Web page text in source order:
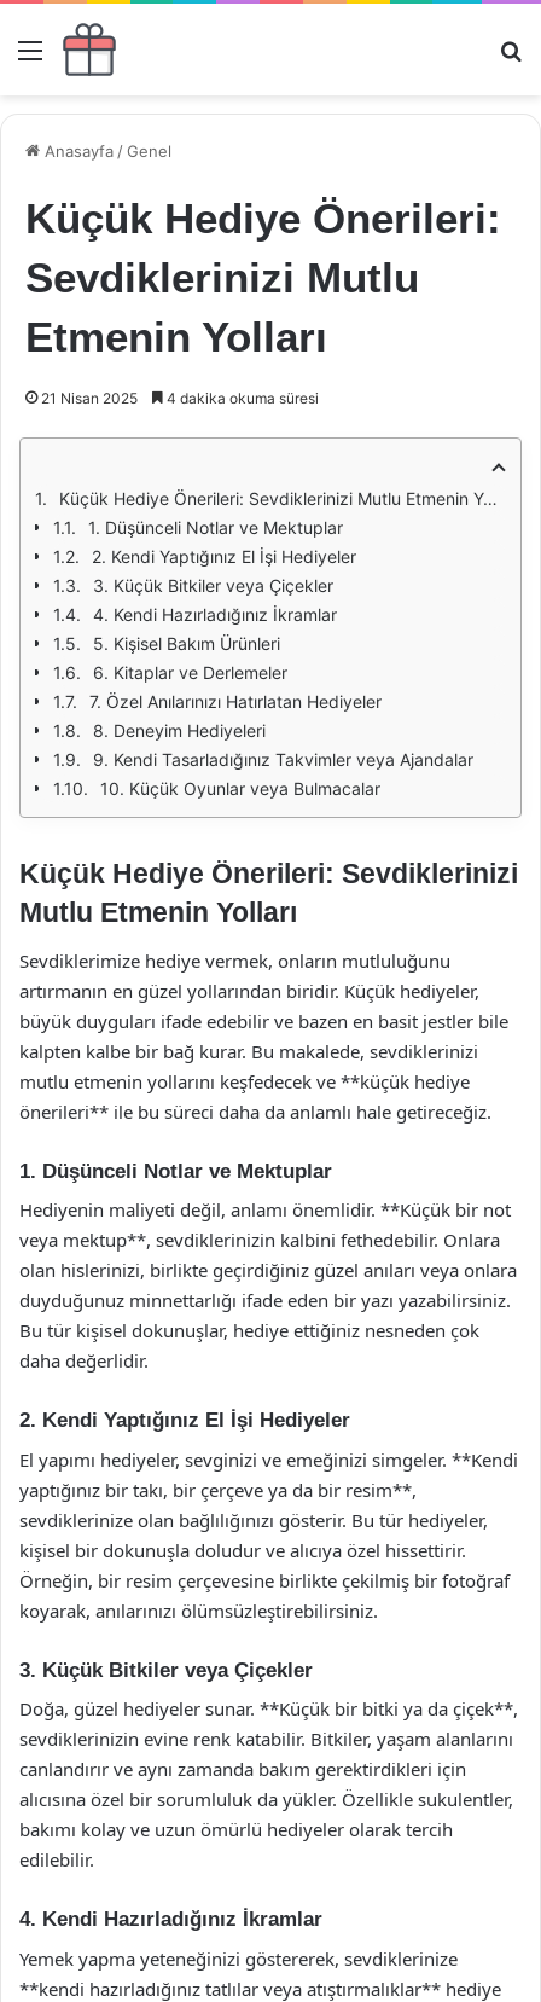
Menü
Anasayfa /Genel
Küçük Hediye Önerileri:
Sevdiklerinizi Mutlu
Etmenin Yolları
21 Nisan 2025 4 dakika okuma süresi
Küçük Hediye Önerileri: Sevdiklerinizi Mutlu Etmenin Yolları
1. Düşünceli Notlar ve Mektuplar
2. Kendi Yaptığınız El İşi Hediyeler
3. Küçük Bitkiler veya Çiçekler
4. Kendi Hazırladığınız İkramlar
5. Kişisel Bakım Ürünleri
6. Kitaplar ve Derlemeler
7. Özel Anılarınızı Hatırlatan Hediyeler
8. Deneyim Hediyeleri
9. Kendi Tasarladığınız Takvimler veya Ajandalar
10. Küçük Oyunlar veya Bulmacalar
Küçük Hediye Önerileri: Sevdiklerinizi
Mutlu Etmenin Yolları
Sevdiklerimize hediye vermek, onların mutluluğunu
artırmanın en güzel yollarından biridir. Küçük hediyeler,
büyük duyguları ifade edebilir ve bazen en basit jestler bile
kalpten kalbe bir bağ kurar. Bu makalede, sevdiklerinizi
mutlu etmenin yollarını keşfedecek ve **küçük hediye
önerileri** ile bu süreci daha da anlamlı hale getireceğiz.
1. Düşünceli Notlar ve Mektuplar
Hediyenin maliyeti değil, anlamı önemlidir. **Küçük bir not
veya mektup**, sevdiklerinizin kalbini fethedebilir. Onlara
olan hislerinizi, birlikte geçirdiğiniz güzel anıları veya onlara
duyduğunuz minnettarlığı ifade eden bir yazı yazabilirsiniz.
Bu tür kişisel dokunuşlar, hediye ettiğiniz nesneden çok
daha değerlidir.
2. Kendi Yaptığınız El İşi Hediyeler
El yapımı hediyeler, sevginizi ve emeğinizi simgeler. **Kendi
yaptığınız bir takı, bir çerçeve ya da bir resim**,
sevdiklerinize olan bağlılığınızı gösterir. Bu tür hediyeler,
kişisel bir dokunuşla doludur ve alıcıya özel hissettirir.
Örneğin, bir resim çerçevesine birlikte çekilmiş bir fotoğraf
koyarak, anılarınızı ölümsüzleştirebilirsiniz.
3. Küçük Bitkiler veya Çiçekler
Doğa, güzel hediyeler sunar. **Küçük bir bitki ya da çiçek**,
sevdiklerinizin evine renk katabilir. Bitkiler, yaşam alanlarını
canlandırır ve aynı zamanda bakım gerektirdikleri için
alıcısına özel bir sorumluluk da yükler. Özellikle sukulentler,
bakımı kolay ve uzun ömürlü hediyeler olarak tercih
edilebilir.
4. Kendi Hazırladığınız İkramlar
Yemek yapma yeteneğinizi göstererek, sevdiklerinize
**kendi hazırladığınız tatlılar veya atıştırmalıklar** hediye